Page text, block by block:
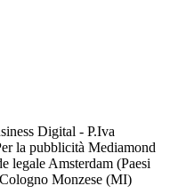
Digital - P.Iva
la pubblicità Mediamond
legale Amsterdam (Paesi
Monzese (MI)